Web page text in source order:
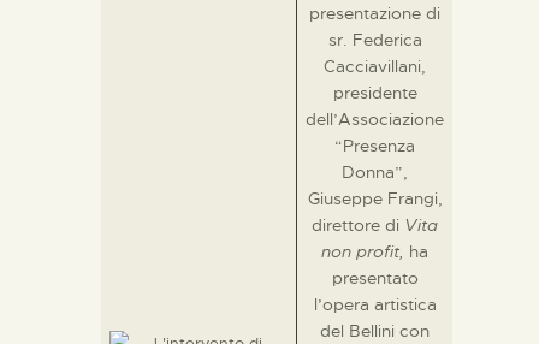
presentazione di
sr. Federica
Cacciavillani,
presidente
dell’Associazione
“Presenza
Donna”,
Giuseppe Frangi,
direttore di Vita
non profit, ha
presentato
l’opera artistica
del Bellini con